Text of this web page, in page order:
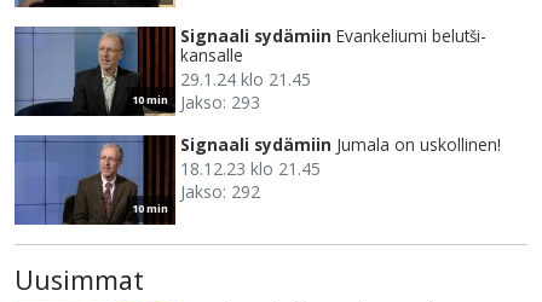
10 min
Signaali sydämiin Evankeliumi belutši-
kansalle
29.1.24 klo 21.45
Jakso: 293
10 min
Signaali sydämiin Jumala on uskollinen!
18.12.23 klo 21.45
Jakso: 292
Uusimmat